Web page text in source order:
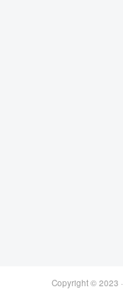
Copyright © 2023 ·